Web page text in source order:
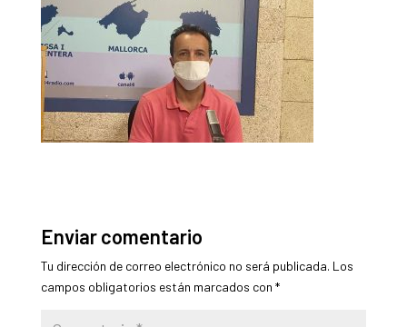
Enviar comentario
Tu dirección de correo electrónico no será publicada. Los
campos obligatorios están marcados con *